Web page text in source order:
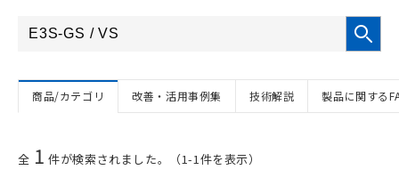
商品/カテゴリ 改善・活用事例集 技術解説 製品に関する
全 1 件が検索されました。（1-1件を表示）